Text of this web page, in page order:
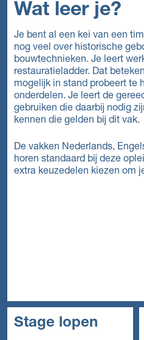
Wat leer je?
Je bent al een kei van een
nog veel over historische
bouwtechnieken. Je leert
restauratieladder. Dat
mogelijk in stand probeert te
onderdelen. Je leert de
gebruiken die daarbij nodig
kennen die gelden bij dit vak.
De vakken Nederlands,
horen standaard bij deze
extra keuzedelen kiezen om
Stage lopen